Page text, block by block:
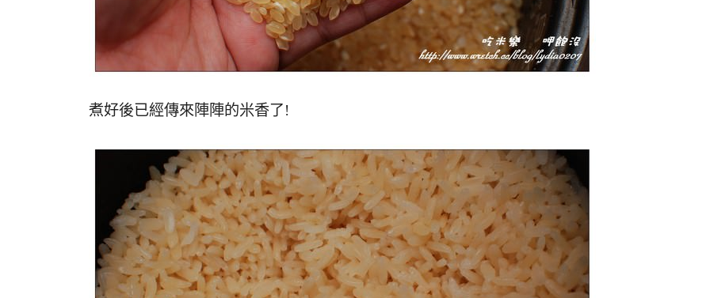
煮好後已經傳來陣陣的米香了!